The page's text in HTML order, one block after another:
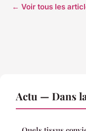
← Voir tous les
Actu — Dans